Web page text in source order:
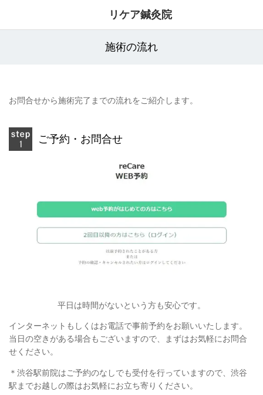
リケア鍼灸院
施術の流れ
お問合せから施術完了までの流れをご紹介します。
ご予約・お問合せ
平日は時間がないという方も安心です。
インターネットもしくはお電話で事前予約をお願いいたします。
当日の空きがある場合もございますので、まずはお気軽にお問合
せください。
＊渋谷駅前院はご予約のなしでも受付を行っていますので、渋谷
駅までお越しの際はお気軽にお立ち寄りください。